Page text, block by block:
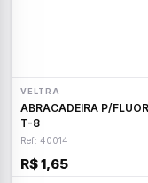
VELTRA
ABRACADEIRA P/
T-8
Ref: 40014
R$ 1,65